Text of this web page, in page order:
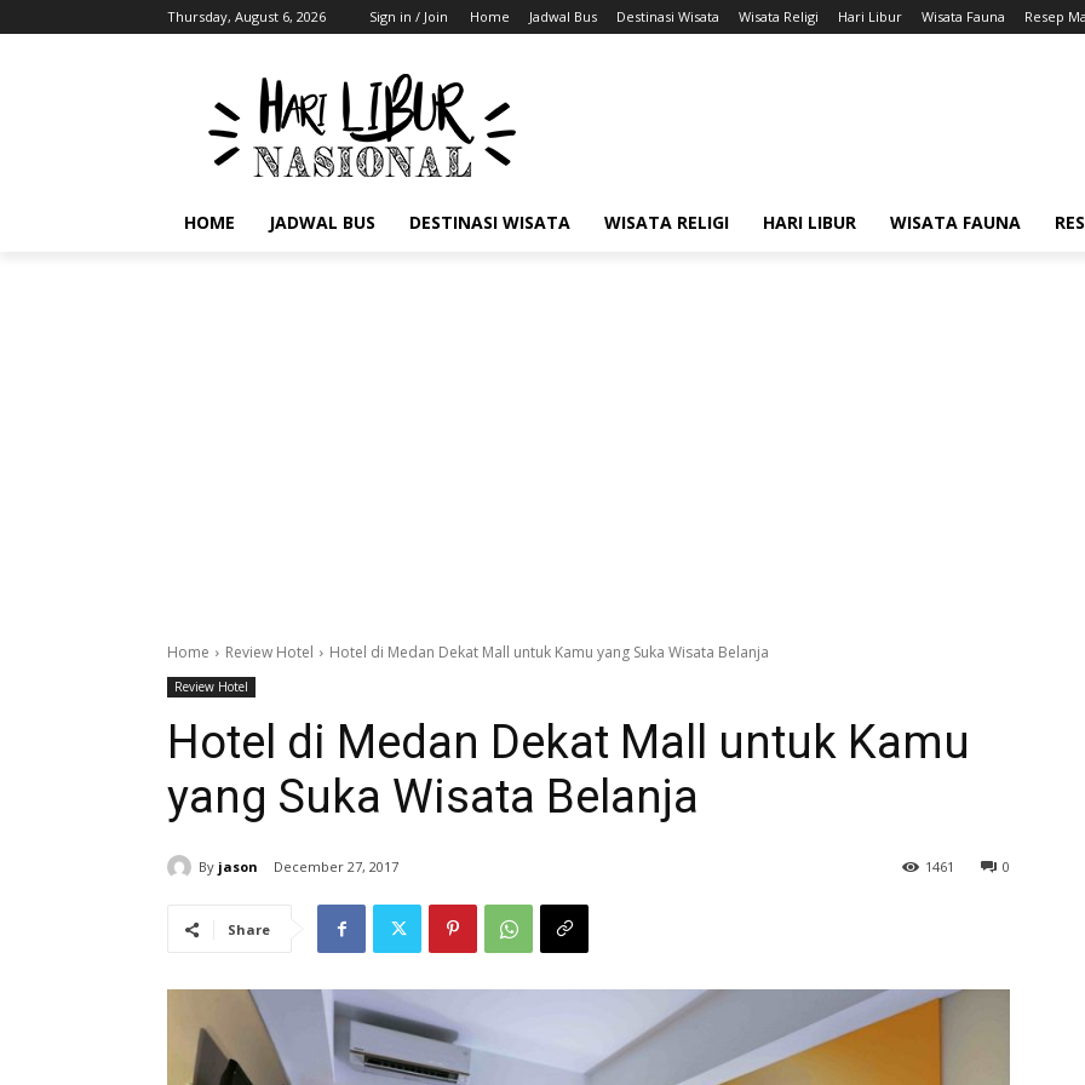
Thursday, August 6, 2026 Sign in / Join Home Jadwal Bus Destinasi Wisata Wisata Religi Hari Libur Wisata Fauna Resep
HOME JADWAL BUS DESTINASI WISATA WISATA RELIGI HARI LIBUR WISATA FAUNA
Home Review Hotel Hotel di Medan Dekat Mall untuk Kamu yang Suka Wisata Belanja
Review Hotel
Hotel di Medan Dekat Mall untuk Kamu
yang Suka Wisata Belanja
By jason December 27, 2017 0
1461
Share